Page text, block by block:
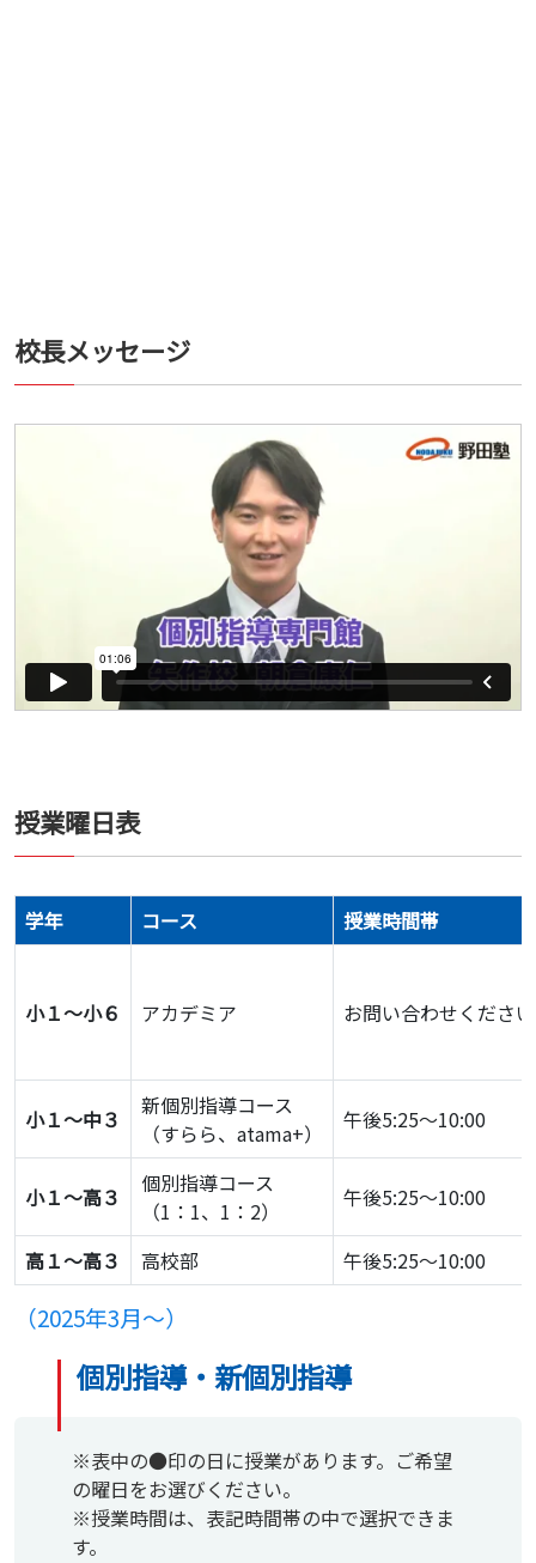
校長メッセージ
授業曜日表
学年 コース 授業時間帯
小１～小６ アカデミア お問い合わせください
小１～中３
新個別指導コース
（すらら、atama+）
午後5:25～10:00
小１～高３
個別指導コース
（1：1、1：2）
午後5:25～10:00
高１～高３ 高校部 午後5:25～10:00
（2025年3月〜）
個別指導・新個別指導
※表中の●印の日に授業があります。ご希望
の曜日をお選びください。
※授業時間は、表記時間帯の中で選択できま
す。